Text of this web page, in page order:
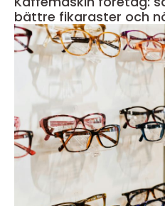
bättre fikaraster och